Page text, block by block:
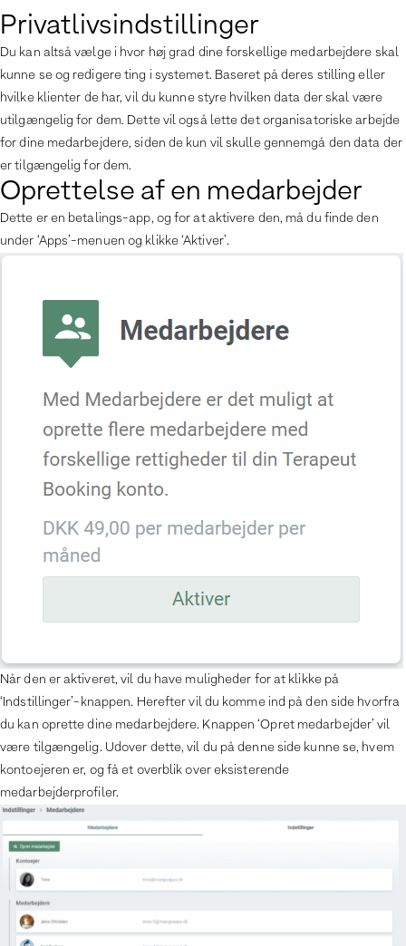
Privatlivsindstillinger
Du kan altså vælge i hvor høj grad dine forskellige medarbejdere skal
kunne se og redigere ting i systemet. Baseret på deres stilling eller
hvilke klienter de har, vil du kunne styre hvilken data der skal være
utilgængelig for dem. Dette vil også lette det organisatoriske arbejde
for dine medarbejdere, siden de kun vil skulle gennemgå den data der
er tilgængelig for dem.
Oprettelse af en medarbejder
Dette er en betalings-app, og for at aktivere den, må du finde den
under ‘Apps’-menuen og klikke ‘Aktiver’.
Når den er aktiveret, vil du have muligheder for at klikke på
‘Indstillinger’-knappen. Herefter vil du komme ind på den side hvorfra
du kan oprette dine medarbejdere. Knappen ‘Opret medarbejder’ vil
være tilgængelig. Udover dette, vil du på denne side kunne se, hvem
kontoejeren er, og få et overblik over eksisterende
medarbejderprofiler.